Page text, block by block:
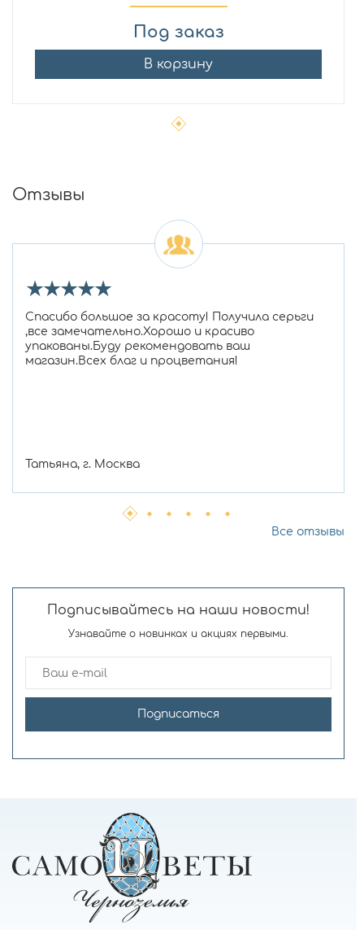
Под заказ
В корзину
Отзывы
★★★★★
Спасибо большое за красоту! Получила серьги
,все замечательно.Хорошо и красиво
упакованы.Буду рекомендовать ваш
магазин.Всех благ и процветания!
Татьяна, г. Москва
Все отзывы
Подписывайтесь на наши новости!
Узнавайте о новинках и акциях первыми.
Подписаться